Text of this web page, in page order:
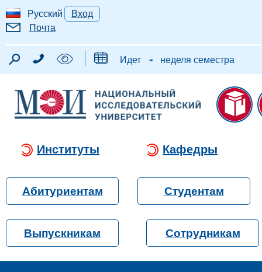
Русский
Вход
Почта
Идет - неделя семестра
Институты Кафедры
Абитуриентам Студентам
Выпускникам Сотрудникам